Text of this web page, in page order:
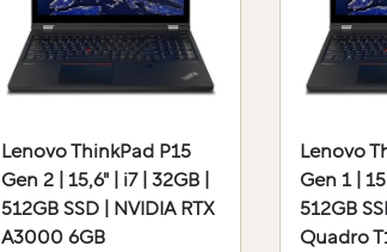
Lenovo ThinkPad P15
Gen 2 | 15,6" | i7 | 32GB |
512GB SSD | NVIDIA RTX
A3000 6GB
Lenovo
Gen 1 |
512GB
Quadro